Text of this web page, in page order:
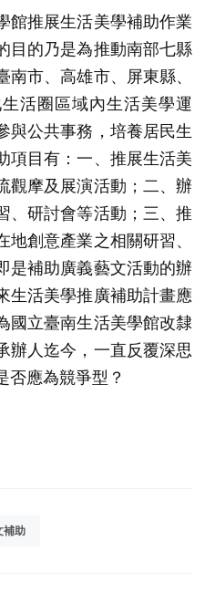
館推展生活美學補助作業
目的乃是為推動南部七縣
市、高雄市、屏東縣、
活圈區域內生活美學運
與公共事務，培養居民生
項目有：一、推展生活美
觀摩及展演活動；二、辦
、研討會等活動；三、推
創意產業之相關研習、
是補助廣義藝文活動的辦
生活美學推廣補助計畫應
國立臺南生活美學館改隸
辦人迄今，一直反覆深思
否應為競爭型？
補助